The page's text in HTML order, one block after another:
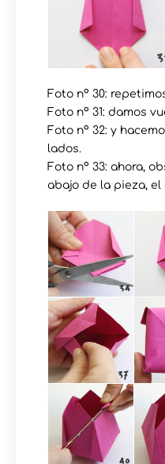
Foto nº 30:
Foto nº 31: damos
Foto nº 32: y
lados.
Foto nº 33: ahora,
abajo de la pieza, el